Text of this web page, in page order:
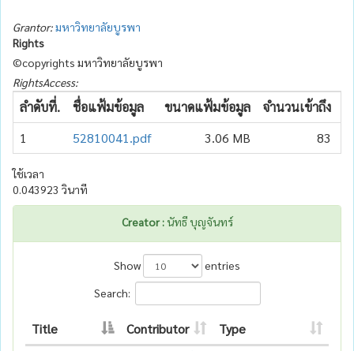
Grantor:มหาวิทยาลัยบูรพา
Rights
©copyrights มหาวิทยาลัยบูรพา
RightsAccess:
ลำดับที่. ชื่อแฟ้มข้อมูล ขนาดแฟ้มข้อมูล จำนวนเข้าถึง
1
52810041.pdf 3.06 MB 83
ใช้เวลา
0.043923 วินาที
Creator :นัทธี บุญจันทร์
Show
entries
Search:
Title Contributor
Type